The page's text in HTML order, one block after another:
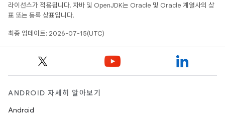
라이선스가 적용됩니다. 자바 및 OpenJDK는 Oracle 및 Oracle 계열사의 상
표 또는 등록 상표입니다.
최종 업데이트: 2026-07-15(UTC)
ANDROID 자세히 알아보기
Android